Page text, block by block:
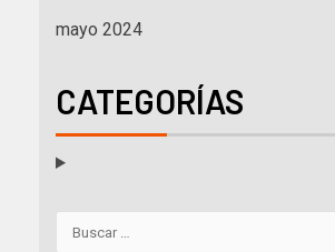
mayo 2024
CATEGORÍAS